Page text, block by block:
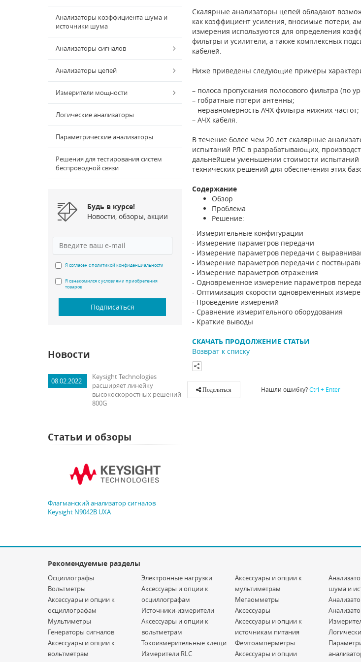
Анализаторы коэффициента шума и
источники шума
Анализаторы сигналов
Анализаторы цепей
Измерители мощности
Логические анализаторы
Параметрические анализаторы
Решения для тестирования систем
беспроводной связи
Будь в курсе!
Новости, обзоры, акции
Я согласен с политикой конфиденциальности
Я ознакомился с условиями приобретения
товаров
Подписаться
Новости
08.02.2022
Keysight Technologies
расширяет линейку
высокоскоростных решений
800G
Статьи и обзоры
Флагманский анализатор сигналов
Keysight N9042B UXA
Скалярные анализаторы цепей обладают
как коэффициент усиления, вносимые потери,
измерения используются для определения
фильтры и усилители, а также комплексных
кабелeй.
Ниже приведены следующие примеры
– полоса пропускания полосового фильтра (по
– rобратные потери антенны;
– неравномерность АЧХ фильтра нижних частот;
– АЧХ кабеля.
В течение более чем 20 лет скалярные
испытаний РЛС в разрабатывающих,
дальнейшем уменьшении стоимости
технических решений для обеспечения этих
Содержание
Обзор
Проблема
Решение:
- Измерительные конфигурации
- Измерение параметров передачи
- Измерение параметров передачи с
- Измерение параметров передачи с
- Измерение параметров отражения
- Одновременное измерение параметров
- Оптимизация скорости одновременных
- Проведение измерений
- Сравнение измерительного оборудования
- Краткие выводы
СКАЧАТЬ ПРОДОЛЖЕНИЕ СТАТЬИ
Возврат к списку
Поделиться Нашли ошибку?Ctrl + Enter
Рекомендуемые разделы
Осциллографы
Вольтметры
Аксессуары и опции к
осциллографам
Мультиметры
Генераторы сигналов
Аксессуары и опции к
вольтметрам
Электронные нагрузки
Аксессуары и опции к
осциллографам
Источники-измерители
Аксессуары и опции к
вольтметрам
Токоизмерительные клещи
Измерители RLC
Аксессуары и опции к
мультиметрам
Мегаомметры
Аксессуары
Аксессуары и опции к
источникам питания
Фемтоамперметры
Аксессуары и опции
шума и